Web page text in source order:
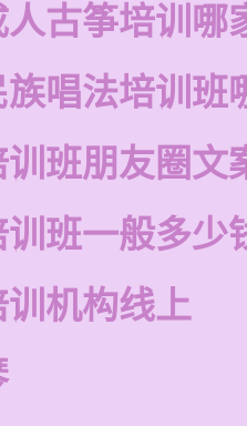
古筝培训哪
唱法培训班
训班朋友圈文
训班一般多少
训机构线上